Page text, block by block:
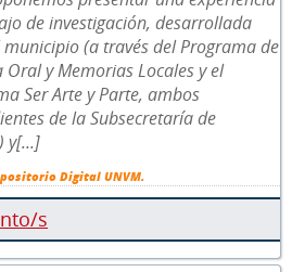
de investigación, desarrollada
(a través del Programa de
Oral y Memorias Locales y el
Ser Arte y Parte, ambos
de la Subsecretaría de
y[...]
Digital UNVM.
s